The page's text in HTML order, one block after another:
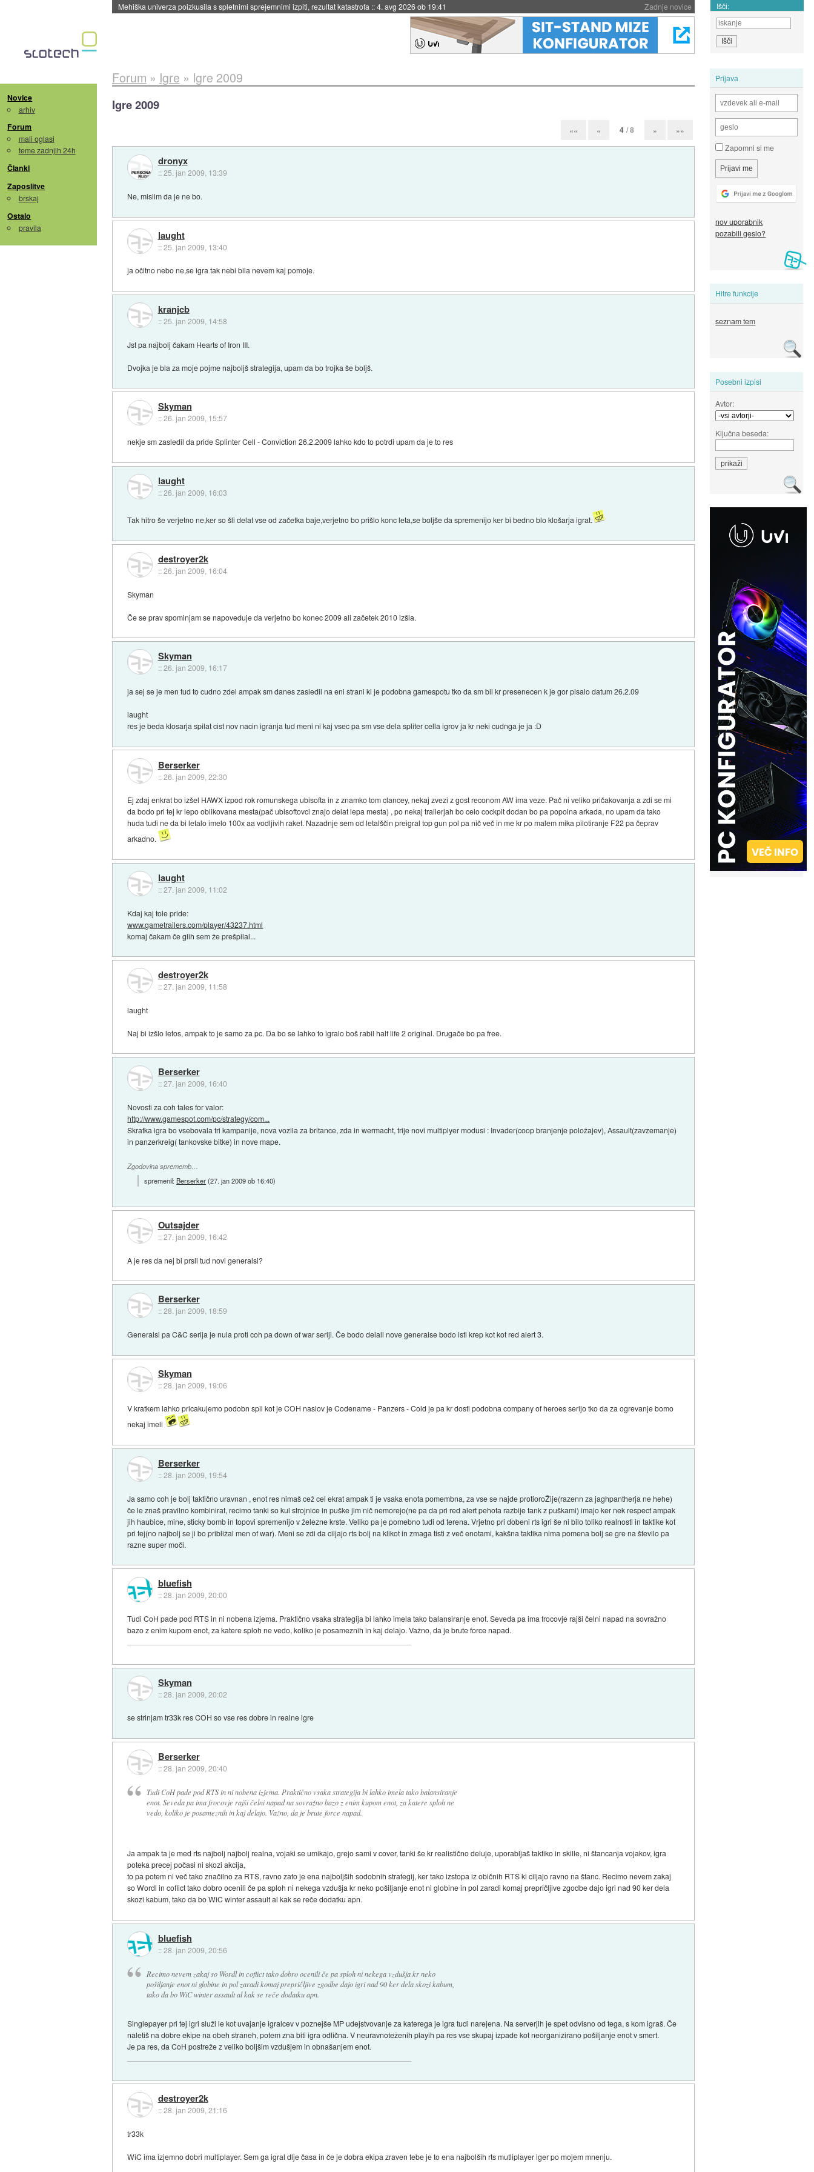
Zadnje novice
Evropska vesoljska agencija razvija svojo raketo za večkratno uporabo::4. avg 2026 ob 19:41 Išči:
Novice
arhiv
Forum
mali oglasi
teme zadnjih 24h
Članki
Zaposlitve
brskaj
Ostalo
pravila
Prijava
Zapomni si me
nov uporabnik
pozabili geslo?
Hitre funkcije
seznam tem
Posebni izpisi
Avtor:
Ključna beseda:
Forum » Igre » Igre 2009
Igre 2009
«« « 4 / 8 » »»
dronyx
::25. jan 2009, 13:39
Ne, mislim da je ne bo.
laught
::25. jan 2009, 13:40
ja očitno nebo ne,se igra tak nebi bila nevem kaj pomoje.
kranjcb
::25. jan 2009, 14:58
Jst pa najbolj čakam Hearts of Iron III.
Dvojka je bla za moje pojme najboljš strategija, upam da bo trojka še boljš.
Skyman
::26. jan 2009, 15:57
nekje sm zasledil da pride Splinter Cell - Conviction 26.2.2009 lahko kdo to potrdi upam da je to res
laught
::26. jan 2009, 16:03
Tak hitro še verjetno ne,ker so šli delat vse od začetka baje,verjetno bo prišlo konc leta,se boljše da spremenijo ker bi bedno blo klošarja igrat.
destroyer2k
::26. jan 2009, 16:04
Skyman
Če se prav spominjam se napoveduje da verjetno bo konec 2009 ali začetek 2010 izšla.
Skyman
::26. jan 2009, 16:17
ja sej se je men tud to cudno zdel ampak sm danes zasledil na eni strani ki je podobna gamespotu tko da sm bil kr presenecen k je gor pisalo datum 26.2.09
laught
res je beda klosarja spilat cist nov nacin igranja tud meni ni kaj vsec pa sm vse dela spliter cella igrov ja kr neki cudnga je ja :D
Berserker
::26. jan 2009, 22:30
Ej zdaj enkrat bo izšel HAWX izpod rok romunskega ubisofta in z znamko tom clancey, nekaj zvezi z gost reconom AW ima veze. Pač ni veliko pričakovanja a zdi se mi
da bodo pri tej kr lepo oblikovana mesta(pač ubisoftovci znajo delat lepa mesta) , po nekaj trailerjah bo celo cockpit dodan bo pa popolna arkada, no upam da tako
huda tudi ne da bi letalo imelo 100x aa vodljivih raket. Nazadnje sem od letalščin preigral top gun pol pa nič več in me kr po malem mika pilotiranje F22 pa čeprav
arkadno.
laught
::27. jan 2009, 11:02
Kdaj kaj tole pride:
www.gametrailers.com/player/43237.html
komaj čakam če glih sem že prešpilal...
destroyer2k
::27. jan 2009, 11:58
laught
Naj bi izšlo letos, ampak to je samo za pc. Da bo se lahko to igralo boš rabil half life 2 original. Drugače bo pa free.
Berserker
::27. jan 2009, 16:40
Novosti za coh tales for valor:
http://www.gamespot.com/pc/strategy/com...
Skratka igra bo vsebovala tri kampanije, nova vozila za britance, zda in wermacht, trije novi multiplyer modusi : Invader(coop branjenje položajev), Assault(zavzemanje)
in panzerkreig( tankovske bitke) in nove mape.
Zgodovina sprememb…
spremenil:Berserker(27. jan 2009 ob 16:40)
Outsajder
::27. jan 2009, 16:42
A je res da nej bi prsli tud novi generalsi?
Berserker
::28. jan 2009, 18:59
Generalsi pa C&C serija je nula proti coh pa down of war seriji. Če bodo delali nove generalse bodo isti krep kot kot red alert 3.
Skyman
::28. jan 2009, 19:06
V kratkem lahko pricakujemo podobn spil kot je COH naslov je Codename - Panzers - Cold je pa kr dosti podobna company of heroes serijo tko da za ogrevanje bomo
nekaj imeli
Berserker
::28. jan 2009, 19:54
Ja samo coh je bolj taktično uravnan , enot res nimaš cež cel ekrat ampak ti je vsaka enota pomembna, za vse se najde protioroŽije(razenn za jaghpantherja ne hehe)
če le znaš pravilno kombinirat, recimo tanki so kul strojnice in puške jim nič nemorejo(ne pa da pri red alert pehota razbije tank z puškami) imajo ker nek respect ampak
jih haubice, mine, sticky bomb in topovi spremenijo v železne krste. Veliko pa je pomebno tudi od terena. Vrjetno pri dobeni rts igri še ni bilo toliko realnosti in taktike kot
pri tej(no najbolj se ji bo približal men of war). Meni se zdi da ciljajo rts bolj na klikot in zmaga tisti z več enotami, kakšna taktika nima pomena bolj se gre na število pa
razne super moči.
bluefish
::28. jan 2009, 20:00
Tudi CoH pade pod RTS in ni nobena izjema. Praktično vsaka strategija bi lahko imela tako balansiranje enot. Seveda pa ima frocovje rajši čelni napad na sovražno
bazo z enim kupom enot, za katere sploh ne vedo, koliko je posameznih in kaj delajo. Važno, da je brute force napad.
Skyman
::28. jan 2009, 20:02
se strinjam tr33k res COH so vse res dobre in realne igre
Berserker
::28. jan 2009, 20:40
Tudi CoH pade pod RTS in ni nobena izjema. Praktično vsaka strategija bi lahko imela tako balansiranje
enot. Seveda pa ima frocovje rajši čelni napad na sovražno bazo z enim kupom enot, za katere sploh ne
vedo, koliko je posameznih in kaj delajo. Važno, da je brute force napad.
Ja ampak ta je med rts najbolj najbolj realna, vojaki se umikajo, grejo sami v cover, tanki še kr realistično deluje, uporabljaš taktiko in skille, ni štancanja vojakov, igra
poteka precej počasi ni skozi akcija,
to pa potem ni več tako značilno za RTS, ravno zato je ena najboljših sodobnih strategij, ker tako izstopa iz običnih RTS ki ciljajo ravno na štanc. Recimo nevem zakaj
so Wordl in coflict tako dobro ocenili če pa sploh ni nekega vzdušja kr neko pošiljanje enot ni globine in pol zaradi komaj prepričljive zgodbe dajo igri nad 90 ker dela
skozi kabum, tako da bo WiC winter assault al kak se reče dodatku apn.
bluefish
::28. jan 2009, 20:56
Recimo nevem zakaj so Wordl in coflict tako dobro ocenili če pa sploh ni nekega vzdušja kr neko
pošiljanje enot ni globine in pol zaradi komaj prepričljive zgodbe dajo igri nad 90 ker dela skozi kabum,
tako da bo WiC winter assault al kak se reče dodatku apn.
Singlepayer pri tej igri služi le kot uvajanje igralcev v poznejše MP udejstvovanje za katerega je igra tudi narejena. Na serverjih je spet odvisno od tega, s kom igraš. Če
naletiš na dobre ekipe na obeh straneh, potem zna biti igra odlična. V neuravnoteženih playih pa res vse skupaj izpade kot neorganizirano pošiljanje enot v smert.
Je pa res, da CoH postreže z veliko boljšim vzdušjem in obnašanjem enot.
destroyer2k
::28. jan 2009, 21:16
tr33k
WiC ima izjemno dobri multiplayer. Sem ga igral dlje časa in če je dobra ekipa zraven tebe je to ena najbolših rts mutliplayer iger po mojem mnenju.